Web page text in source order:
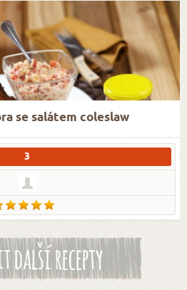
se salátem coleslaw
3
další recepty